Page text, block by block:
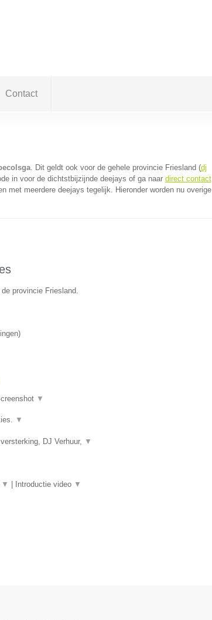
Contact
. Dit geldt ook voor de gehele provincie Friesland (dj
in voor de dichtstbijzijnde deejays of ga naar direct contact
met meerdere deejays tegelijk. Hieronder worden nu overige
provincie Friesland.
)
▼
▼
DJ Verhuur, ▼
▼ Introductie video ▼